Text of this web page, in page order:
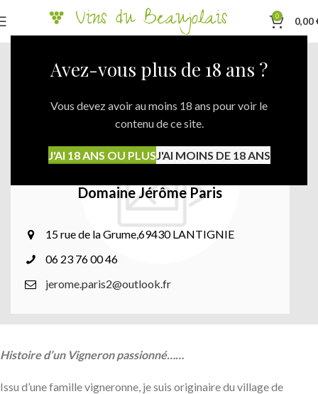
Avez-vous plus de 18 ans ?
Vous devez avoir au moins 18 ans pour voir le
contenu de ce site.
J'AI 18 ANS OU PLUSJ'AI MOINS DE 18 ANS
0 0,00
Domaine Jérôme Paris
15 rue de la Grume,69430 LANTIGNIE
06 23 76 00 46
jerome.paris2@outlook.fr
Histoire d’un Vigneron passionné……
Issu d’une famille vigneronne, je suis originaire du village de